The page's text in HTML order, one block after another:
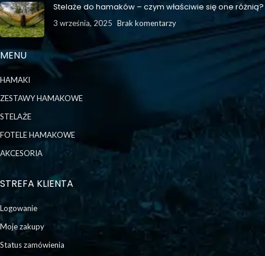
Stelaże do hamaków – czym właściwie się one różnią?
3 września, 2025 Brak komentarzy
MENU
HAMAKI
ZESTAWY HAMAKOWE
STELAŻE
FOTELE HAMAKOWE
AKCESORIA
STREFA KLIENTA
Logowanie
Moje zakupy
Status zamówienia